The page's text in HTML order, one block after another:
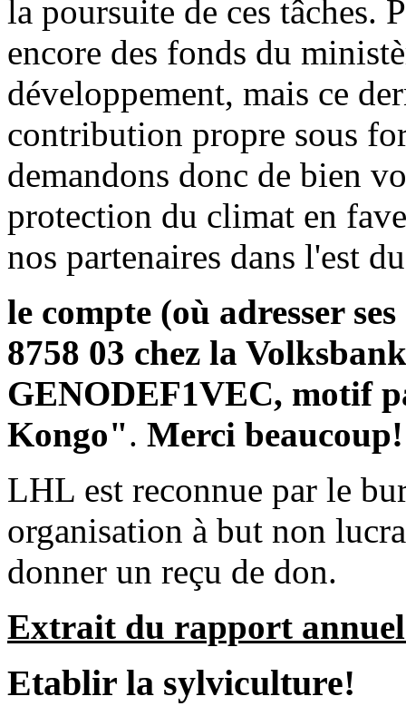
la poursuite de ces tâches.
encore des fonds du
développement, mais ce
contribution propre sous
demandons donc de bien
protection du climat en
nos partenaires dans l'est
le compte (où adresser
8758 03 chez la
GENODEF1VEC, motif
Kongo". Merci beaucoup!
LHL est reconnue par le
organisation à but non
donner un reçu de don.
Extrait du rapport
Etablir la sylviculture!